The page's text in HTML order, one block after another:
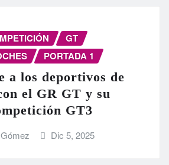
GT
PORTADA 1
a los deportivos de
el GR GT y su
GT3
Dic 5, 2025